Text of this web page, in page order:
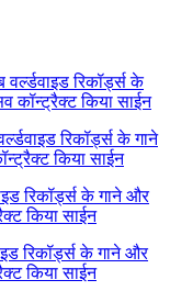
वर्ल्डवाइड रिकॉर्ड्स के
कॉन्ट्रैक्ट किया साईन
रिकॉर्ड्स के गाने
किया साईन
रिकॉर्ड्स के गाने और
किया साईन
रिकॉर्ड्स के गाने और
किया साईन